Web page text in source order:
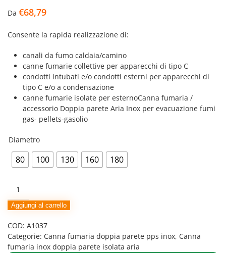
Da €68,79
Consente la rapida realizzazione di:
canali da fumo caldaia/camino
canne fumarie collettive per apparecchi di tipo C
condotti intubati e/o condotti esterni per apparecchi di
tipo C e/o a condensazione
canne fumarie isolate per esternoCanna fumaria /
accessorio Doppia parete Aria Inox per evacuazione fumi
gas- pellets-gasolio
Diametro
80 100 130 160 180
parapioggia
inox
parete
isolata
aria
Aggiungi al carrello
COD: A1037
Categorie: Canna fumaria doppia parete pps inox, Canna
fumaria inox doppia parete isolata aria